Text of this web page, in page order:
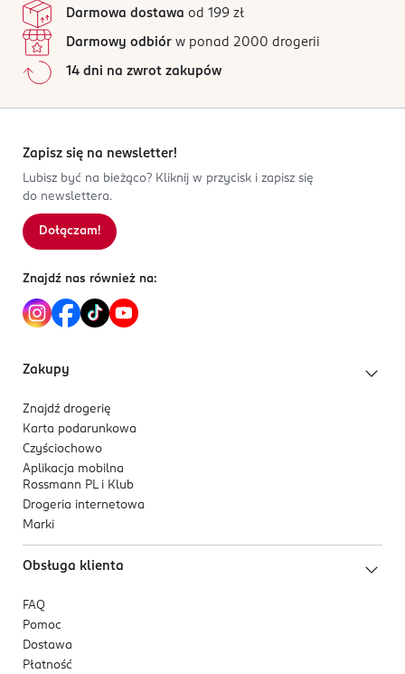
Darmowa dostawa od 199 zł
Darmowy odbiór w ponad 2000 drogerii
14 dni na zwrot zakupów
Zapisz się na newsletter!
Lubisz być na bieżąco? Kliknij w przycisk i zapisz się
do newslettera.
Dołączam!
Znajdź nas również na:
Zakupy
Znajdź drogerię
Karta podarunkowa
Czyściochowo
Aplikacja mobilna
Rossmann PL i Klub
Drogeria internetowa
Marki
Obsługa klienta
FAQ
Pomoc
Dostawa
Płatność